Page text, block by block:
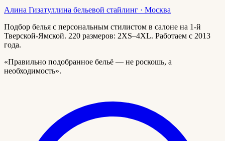
Алина Гизатуллина бельевой стайлинг · Москва
Подбор белья с персональным стилистом в салоне на 1-й
Тверской-Ямской. 220 размеров: 2XS–4XL. Работаем с 2013
года.
«Правильно подобранное бельё — не роскошь, а
необходимость».